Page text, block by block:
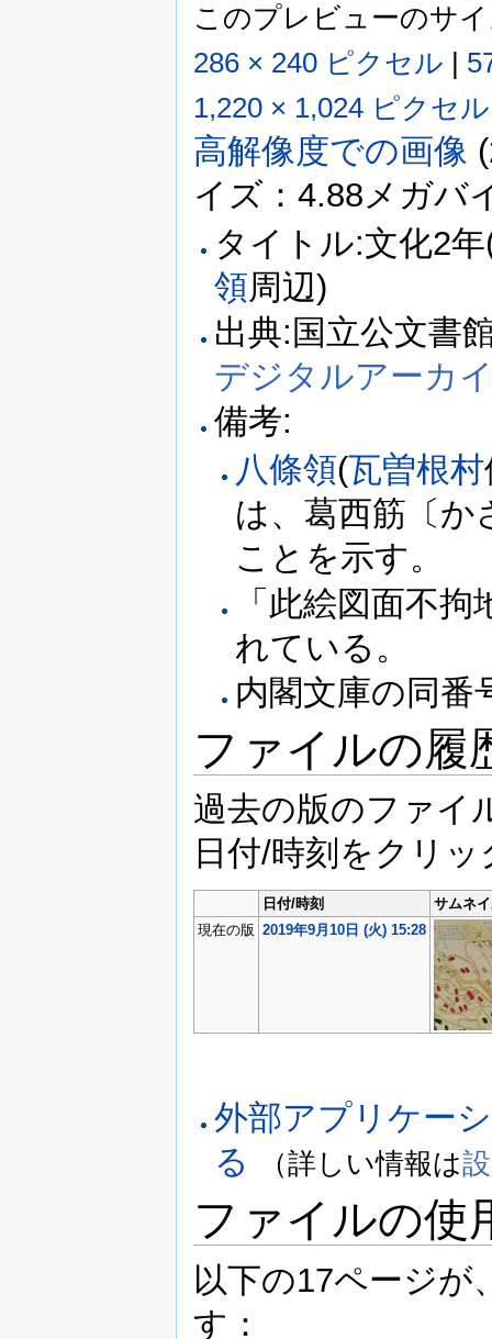
このプレビューのサ
286 × 240 ピクセル |
1,220 × 1,024 ピクセル
高解像度での画像
イズ：4.88メガバ
タイトル:文化2
領周辺)
出典:国立公文書
デジタルアーカ
備考:
八條領(瓦曽根村
は、葛西筋〔か
ことを示す。
「此絵図面不
れている。
内閣文庫の同番
ファイルの履
過去の版のファイ
日付/時刻をクリ
日付/時刻
サムネ
現在の版 2019年9月10日 (火) 15:28
外部アプリケー
る
（詳しい情報は
ファイルの使
以下の17ページ
す：